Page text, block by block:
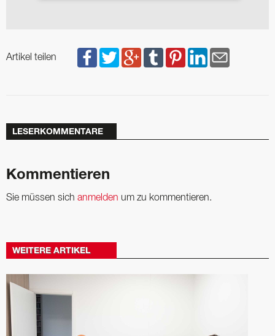
Artikel teilen
LESERKOMMENTARE
Kommentieren
Sie müssen sich anmelden um zu kommentieren.
WEITERE ARTIKEL